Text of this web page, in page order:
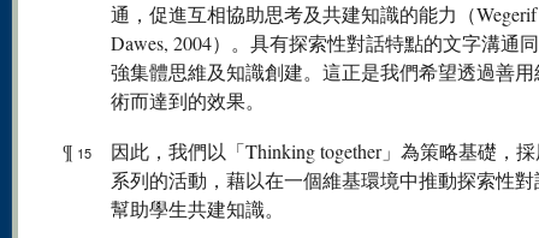
通，促進互相協助思考及共建知識的能力（
Dawes, 2004）。具有探索性對話特點的文字溝通
強集體思維及知識創建。這正是我們希望透過善
術而達到的效果。
¶ 15
因此，我們以「Thinking together」為策略基礎，
系列的活動，藉以在一個維基環境中推動探索性
幫助學生共建知識。